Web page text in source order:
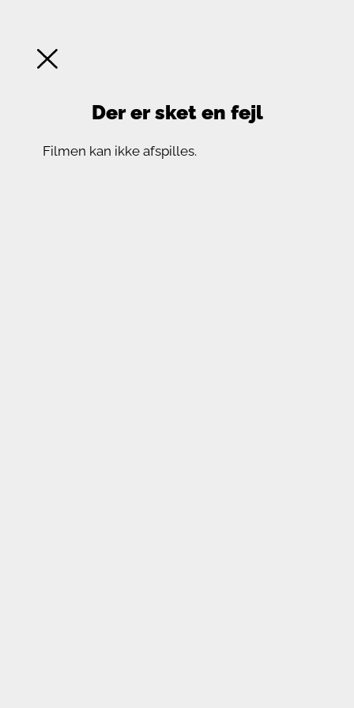
Der er sket en fejl
Filmen kan ikke afspilles.